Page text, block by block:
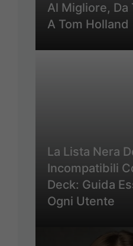
Al Migliore, Da
A Tom Holland
La Lista Nera
Incompatibili
Deck: Guida
Ogni Utente